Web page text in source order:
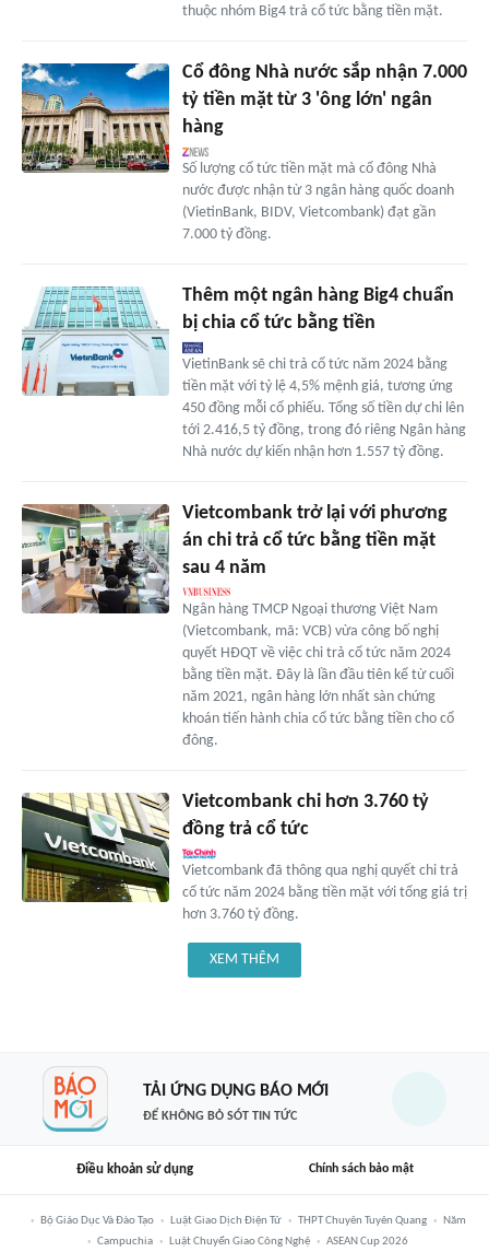
thuộc nhóm Big4 trả cổ tức bằng tiền mặt.
Cổ đông Nhà nước sắp nhận 7.000
tỷ tiền mặt từ 3 'ông lớn' ngân
hàng
Số lượng cổ tức tiền mặt mà cổ đông Nhà
nước được nhận từ 3 ngân hàng quốc doanh
(VietinBank, BIDV, Vietcombank) đạt gần
7.000 tỷ đồng.
Thêm một ngân hàng Big4 chuẩn
bị chia cổ tức bằng tiền
VietinBank sẽ chi trả cổ tức năm 2024 bằng
tiền mặt với tỷ lệ 4,5% mệnh giá, tương ứng
450 đồng mỗi cổ phiếu. Tổng số tiền dự chi lên
tới 2.416,5 tỷ đồng, trong đó riêng Ngân hàng
Nhà nước dự kiến nhận hơn 1.557 tỷ đồng.
Vietcombank trở lại với phương
án chi trả cổ tức bằng tiền mặt
sau 4 năm
Ngân hàng TMCP Ngoại thương Việt Nam
(Vietcombank, mã: VCB) vừa công bố nghị
quyết HĐQT về việc chi trả cổ tức năm 2024
bằng tiền mặt. Đây là lần đầu tiên kể từ cuối
năm 2021, ngân hàng lớn nhất sàn chứng
khoán tiến hành chia cổ tức bằng tiền cho cổ
đông.
Vietcombank chi hơn 3.760 tỷ
đồng trả cổ tức
Vietcombank đã thông qua nghị quyết chi trả
cổ tức năm 2024 bằng tiền mặt với tổng giá trị
hơn 3.760 tỷ đồng.
XEM THÊM
TẢI ỨNG DỤNG BÁO MỚI
ĐỂ KHÔNG BỎ SÓT TIN TỨC
Điều khoản sử dụng Chính sách bảo mật
Bộ Giáo Dục Và Đào Tạo Luật Giao Dịch Điện Tử THPT Chuyên Tuyên Quang
Năm
Campuchia
Luật Chuyển Giao Công Nghệ ASEAN Cup 2026